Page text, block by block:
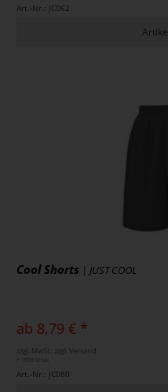
Art.-Nr.: JC062
Cool Shorts | JUST COOL
ab 8,79 € *
zzgl. MwSt., zzgl. Versand
Art.-Nr.: JC080